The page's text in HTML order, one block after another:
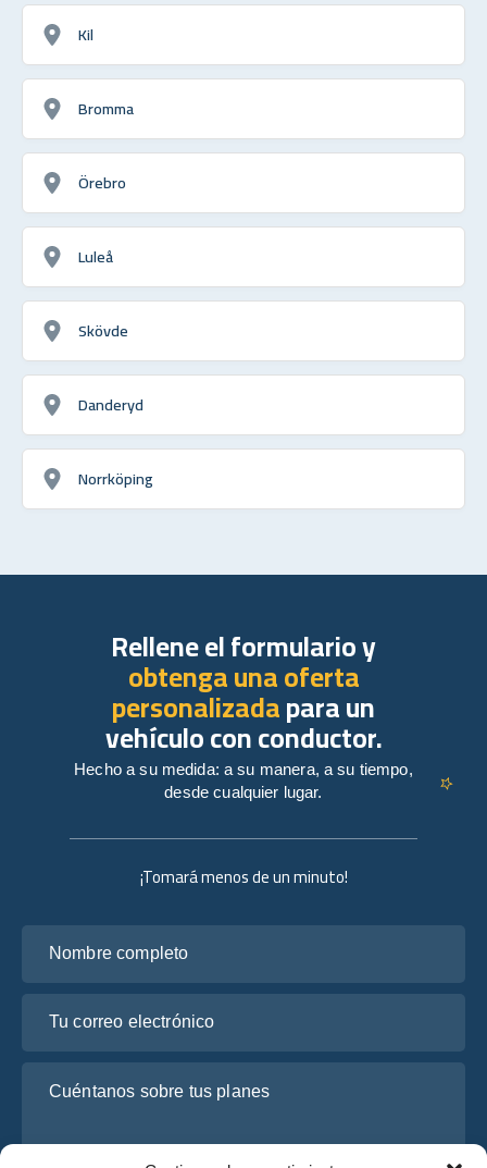
Kil
Bromma
Örebro
Luleå
Skövde
Danderyd
Norrköping
¡Tomará menos de un minuto!
Rellene el formulario y
obtenga una oferta
personalizadapara un
vehículo con conductor.
Hecho a su medida: a su manera, a su tiempo,
desde cualquier lugar.